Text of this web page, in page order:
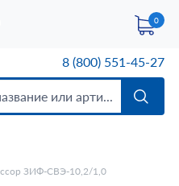
0
8 (800) 551-45-27
ЗИФ-СВЭ-10,2/1,0